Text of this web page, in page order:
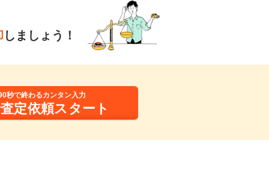
しましょう！
秒で終わるカンタン入力
定依頼スタート